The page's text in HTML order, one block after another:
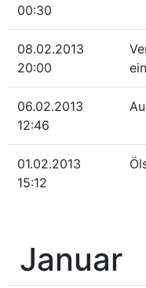
00:30
08.02.2013
20:00
06.02.2013
12:46
01.02.2013
15:12
Januar